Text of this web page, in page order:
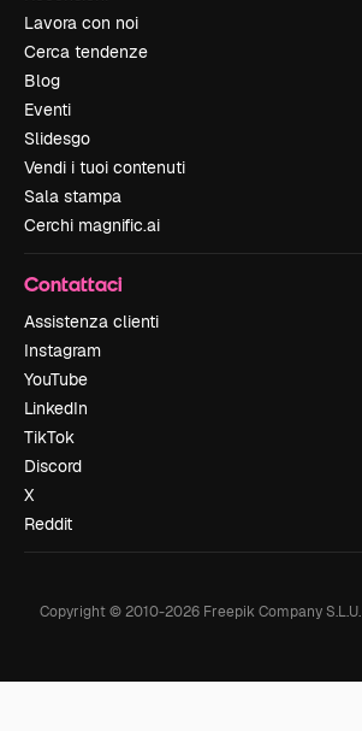
Lavora con noi
Cerca tendenze
Blog
Eventi
Slidesgo
Vendi i tuoi contenuti
Sala stampa
Cerchi magnific.ai
Contattaci
Assistenza clienti
Instagram
YouTube
LinkedIn
TikTok
Discord
X
Reddit
Copyright © 2010-2026Freepik Company S.L.U.